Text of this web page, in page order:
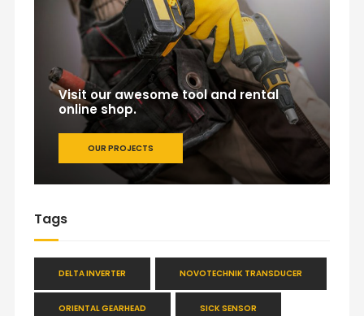
Visit our awesome tool and rental
online shop.
OUR PROJECTS
Tags
DELTA INVERTER NOVOTECHNIK TRANSDUCER
ORIENTAL GEARHEAD SICK SENSOR